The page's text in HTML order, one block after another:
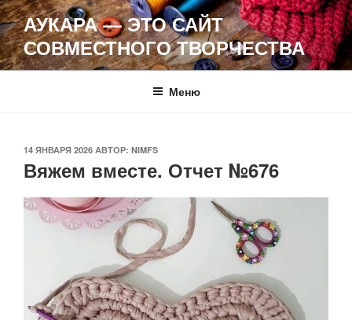
Перейти
к
содержимому
АУКАРА — ЭТО САЙТ
СОВМЕСТНОГО ТВОРЧЕСТВА
Меню
ОПУБЛИКОВАНО
14 ЯНВАРЯ 2026 АВТОР: NIMFS
Вяжем вместе. Отчет №676